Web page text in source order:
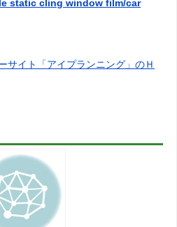
static cling window film/car
サイト「アイプランニング」のＨ